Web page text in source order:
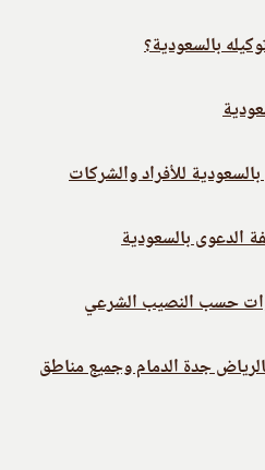
بالسعودية؟
للأفراد والشركات
الدعوى بالسعودية
حسب النصيب الشرعي
جدة الدمام وجميع مناطق